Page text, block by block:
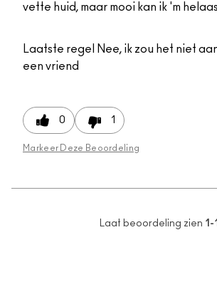
vette huid, maar mooi kan ik 'm
Laatste regel
Nee, ik zou het niet
een vriend
0 1
Markeer Deze Beoordeling
Laat beoordeling zien 1-1